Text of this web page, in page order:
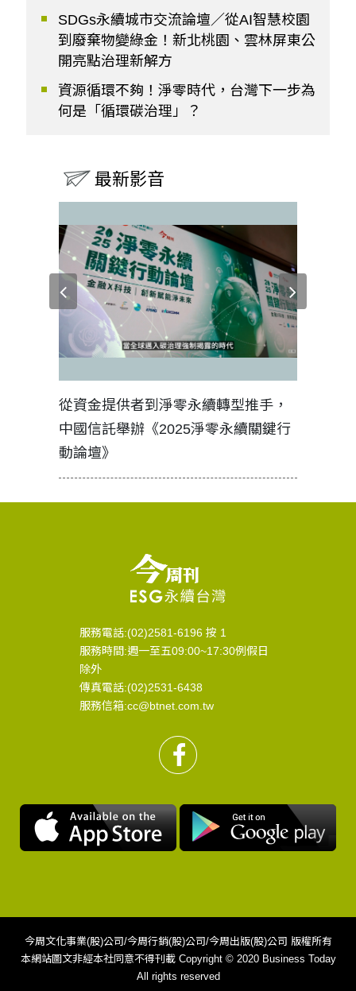
SDGs永續城市交流論壇／從AI智慧校園
到廢棄物變綠金！新北桃園、雲林屏東公
開亮點治理新解方
資源循環不夠！淨零時代，台灣下一步為
何是「循環碳治理」？
最新影音
從資金提供者到淨零永續轉型推手，
中國信託舉辦《2025淨零永續關鍵行
動論壇》
服務電話:(02)2581-6196 按 1
服務時間:週一至五09:00~17:30例假日
除外
傳真電話:(02)2531-6438
服務信箱:cc@btnet.com.tw
今周文化事業(股)公司/今周行銷(股)公司/今周出版(股)公司 版權所有
本網站圖文非經本社同意不得刊載 Copyright © 2020 Business Today
All rights reserved